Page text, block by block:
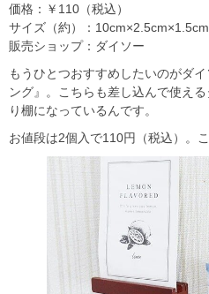
価格：￥110（税込）
サイズ（約）：10cm×2.5cm×1.5cm
販売ショップ：ダイソー
もうひとつおすすめしたいのがダ
ング』。こちらも差し込んで使え
り棚になっているんです。
お値段は2個入で110円（税込）。